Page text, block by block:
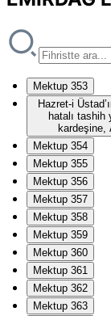
Mektup 353
Hazret-i
hatalı tashih
kardeşine,
Mektup 354
Mektup 355
Mektup 356
Mektup 357
Mektup 358
Mektup 359
Mektup 360
Mektup 361
Mektup 362
Mektup 363